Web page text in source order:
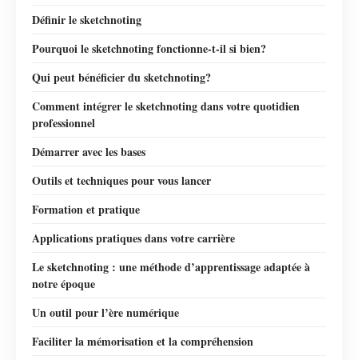
Définir le sketchnoting
Pourquoi le sketchnoting fonctionne-t-il si bien?
Qui peut bénéficier du sketchnoting?
Comment intégrer le sketchnoting dans votre quotidien
professionnel
Démarrer avec les bases
Outils et techniques pour vous lancer
Formation et pratique
Applications pratiques dans votre carrière
Le sketchnoting : une méthode d’apprentissage adaptée à
notre époque
Un outil pour l’ère numérique
Faciliter la mémorisation et la compréhension